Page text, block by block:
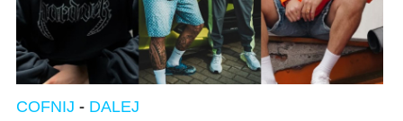
COFNIJ - DALEJ